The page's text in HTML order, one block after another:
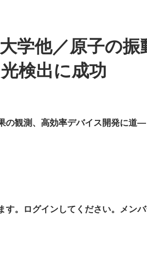
学他／原子の振
検出に成功
の観測、高効率デバイス開発に道―
。ログインしてください。メン